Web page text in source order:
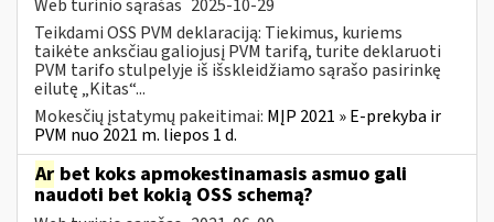
Web turinio sąrašas 2025-10-29
Teikdami OSS PVM deklaraciją: Tiekimus, kuriems
taikėte anksčiau galiojusį PVM tarifą, turite deklaruoti
PVM tarifo stulpelyje iš išskleidžiamo sąrašo pasirinkę
eilutę „Kitas“...
Mokesčių įstatymų pakeitimai: MĮP 2021 » E-prekyba ir
PVM nuo 2021 m. liepos 1 d.
Ar bet koks apmokestinamasis asmuo gali
naudoti bet kokią OSS schemą?